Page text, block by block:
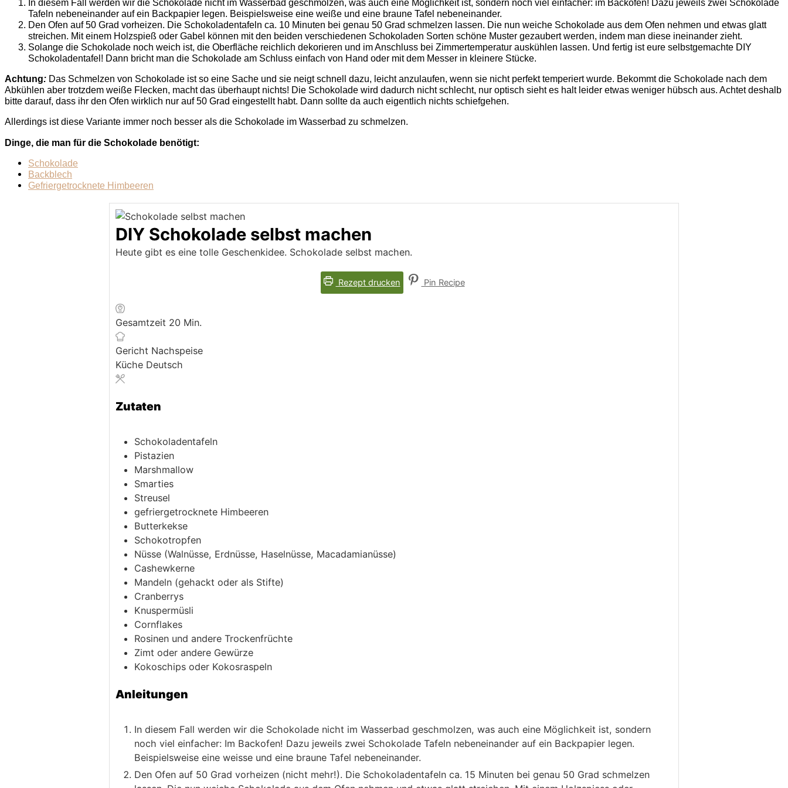
In diesem Fall werden wir die Schokolade nicht im Wasserbad geschmolzen, was auch eine Möglichkeit ist, sondern noch viel einfacher: im Backofen! Dazu jeweils zwei Schokolade
Tafeln nebeneinander auf ein Backpapier legen. Beispielsweise eine weiße und eine braune Tafel nebeneinander.
Den Ofen auf 50 Grad vorheizen. Die Schokoladentafeln ca. 10 Minuten bei genau 50 Grad schmelzen lassen. Die nun weiche Schokolade aus dem Ofen nehmen und etwas glatt
streichen. Mit einem Holzspieß oder Gabel können mit den beiden verschiedenen Schokoladen Sorten schöne Muster gezaubert werden, indem man diese ineinander zieht.
Solange die Schokolade noch weich ist, die Oberfläche reichlich dekorieren und im Anschluss bei Zimmertemperatur auskühlen lassen. Und fertig ist eure selbstgemachte DIY
Schokoladentafel! Dann bricht man die Schokolade am Schluss einfach von Hand oder mit dem Messer in kleinere Stücke.
Achtung: Das Schmelzen von Schokolade ist so eine Sache und sie neigt schnell dazu, leicht anzulaufen, wenn sie nicht perfekt temperiert wurde. Bekommt die Schokolade nach dem
Abkühlen aber trotzdem weiße Flecken, macht das überhaupt nichts! Die Schokolade wird dadurch nicht schlecht, nur optisch sieht es halt leider etwas weniger hübsch aus. Achtet deshalb
bitte darauf, dass ihr den Ofen wirklich nur auf 50 Grad eingestellt habt. Dann sollte da auch eigentlich nichts schiefgehen.
Allerdings ist diese Variante immer noch besser als die Schokolade im Wasserbad zu schmelzen.
Dinge, die man für die Schokolade benötigt:
Schokolade
Backblech
Gefriergetrocknete Himbeeren
DIY Schokolade selbst machen
Heute gibt es eine tolle Geschenkidee. Schokolade selbst machen.
Rezept drucken Pin Recipe
Gesamtzeit 20 Minuten
Min.
Gericht Nachspeise
Küche Deutsch
Zutaten
Schokoladentafeln
Pistazien
Marshmallow
Smarties
Streusel
gefriergetrocknete Himbeeren
Butterkekse
Schokotropfen
Nüsse (Walnüsse, Erdnüsse, Haselnüsse, Macadamianüsse)
Cashewkerne
Mandeln (gehackt oder als Stifte)
Cranberrys
Knuspermüsli
Cornflakes
Rosinen und andere Trockenfrüchte
Zimt oder andere Gewürze
Kokoschips oder Kokosraspeln
Anleitungen
In diesem Fall werden wir die Schokolade nicht im Wasserbad geschmolzen, was auch eine Möglichkeit ist, sondern
noch viel einfacher: Im Backofen! Dazu jeweils zwei Schokolade Tafeln nebeneinander auf ein Backpapier legen.
Beispielsweise eine weisse und eine braune Tafel nebeneinander.
Den Ofen auf 50 Grad vorheizen (nicht mehr!). Die Schokoladentafeln ca. 15 Minuten bei genau 50 Grad schmelzen